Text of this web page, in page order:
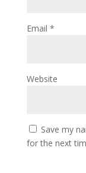
Email *
Website
Save my
for the next